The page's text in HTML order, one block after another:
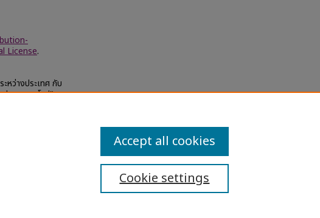
License.
หว่างประเทศ กับ
ระชาคมยุโรป"
Accessibility Statement
Cookie settings
Accept all cookies